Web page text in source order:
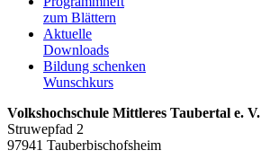
zum Blättern
Aktuelle
Downloads
Bildung schenken
Wunschkurs
Volkshochschule Mittleres Taubertal e. V.
Struwepfad 2
97941 Tauberbischofsheim